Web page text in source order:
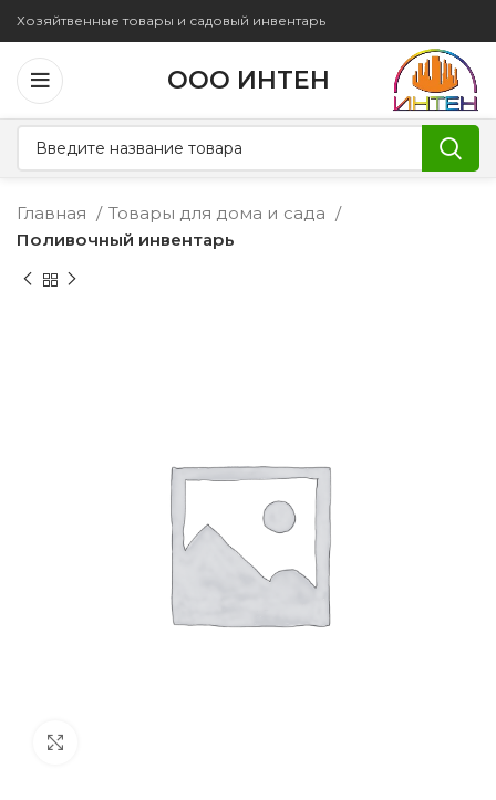
Хозяйтвенные товары и садовый инвентарь
ООО ИНТЕН
Главная
Товары для дома и сада
Поливочный инвентарь